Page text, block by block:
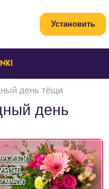
день тёщи
день
Установить